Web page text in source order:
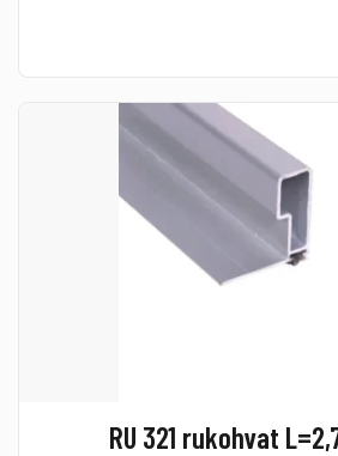
RU 321 rukohvat